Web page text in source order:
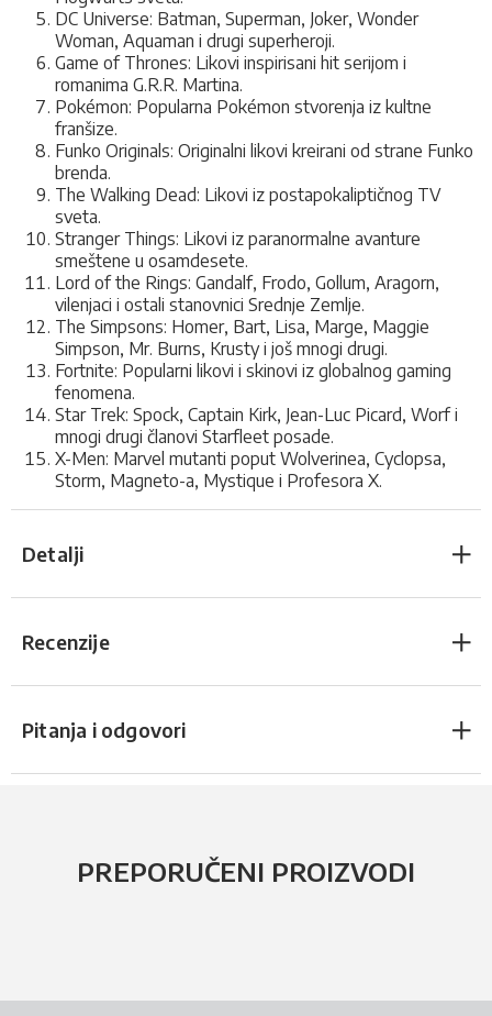
DC Universe: Batman, Superman, Joker, Wonder
Woman, Aquaman i drugi superheroji.
Game of Thrones: Likovi inspirisani hit serijom i
romanima G.R.R. Martina.
Pokémon: Popularna Pokémon stvorenja iz kultne
franšize.
Funko Originals: Originalni likovi kreirani od strane Funko
brenda.
The Walking Dead: Likovi iz postapokaliptičnog TV
sveta.
Stranger Things: Likovi iz paranormalne avanture
smeštene u osamdesete.
Lord of the Rings: Gandalf, Frodo, Gollum, Aragorn,
vilenjaci i ostali stanovnici Srednje Zemlje.
The Simpsons: Homer, Bart, Lisa, Marge, Maggie
Simpson, Mr. Burns, Krusty i još mnogi drugi.
Fortnite: Popularni likovi i skinovi iz globalnog gaming
fenomena.
Star Trek: Spock, Captain Kirk, Jean-Luc Picard, Worf i
mnogi drugi članovi Starfleet posade.
X-Men: Marvel mutanti poput Wolverinea, Cyclopsa,
Storm, Magneto-a, Mystique i Profesora X.
Detalji
Recenzije
Pitanja i odgovori
PREPORUČENI PROIZVODI